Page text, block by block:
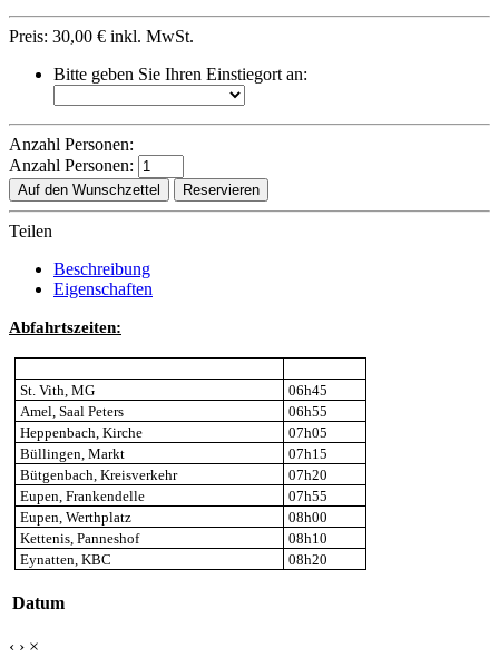
Preis: 30,00 € inkl. MwSt.
Bitte geben Sie Ihren Einstiegort an:
Anzahl Personen:
Anzahl Personen:
Auf den Wunschzettel Reservieren
Teilen
Beschreibung
Eigenschaften
Abfahrtszeiten:
St. Vith, MG
06h45
Amel, Saal Peters
06h55
Heppenbach, Kirche
07h05
Büllingen, Markt
07h15
Bütgenbach, Kreisverkehr
07h20
Eupen, Frankendelle
07h55
Eupen, Werthplatz
08h00
Kettenis, Panneshof
08h10
Eynatten, KBC
08h20
Datum
‹ › ×